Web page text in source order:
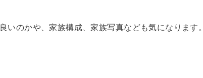
いのかや、家族構成、家族写真なども気になります。